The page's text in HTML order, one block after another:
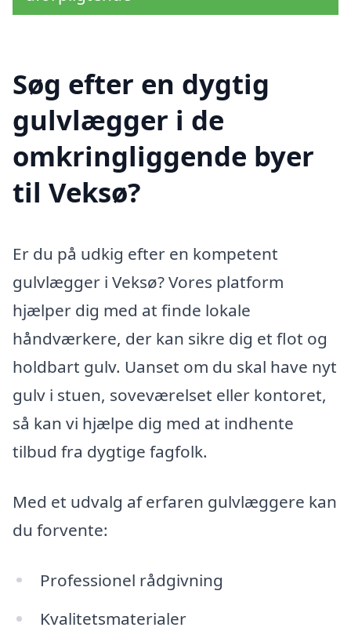
Søg efter en dygtig
gulvlægger i de
omkringliggende byer
til Veksø?
Er du på udkig efter en kompetent
gulvlægger i Veksø? Vores platform
hjælper dig med at finde lokale
håndværkere, der kan sikre dig et flot og
holdbart gulv. Uanset om du skal have nyt
gulv i stuen, soveværelset eller kontoret,
så kan vi hjælpe dig med at indhente
tilbud fra dygtige fagfolk.
Med et udvalg af erfaren gulvlæggere kan
du forvente:
Professionel rådgivning
Kvalitetsmaterialer